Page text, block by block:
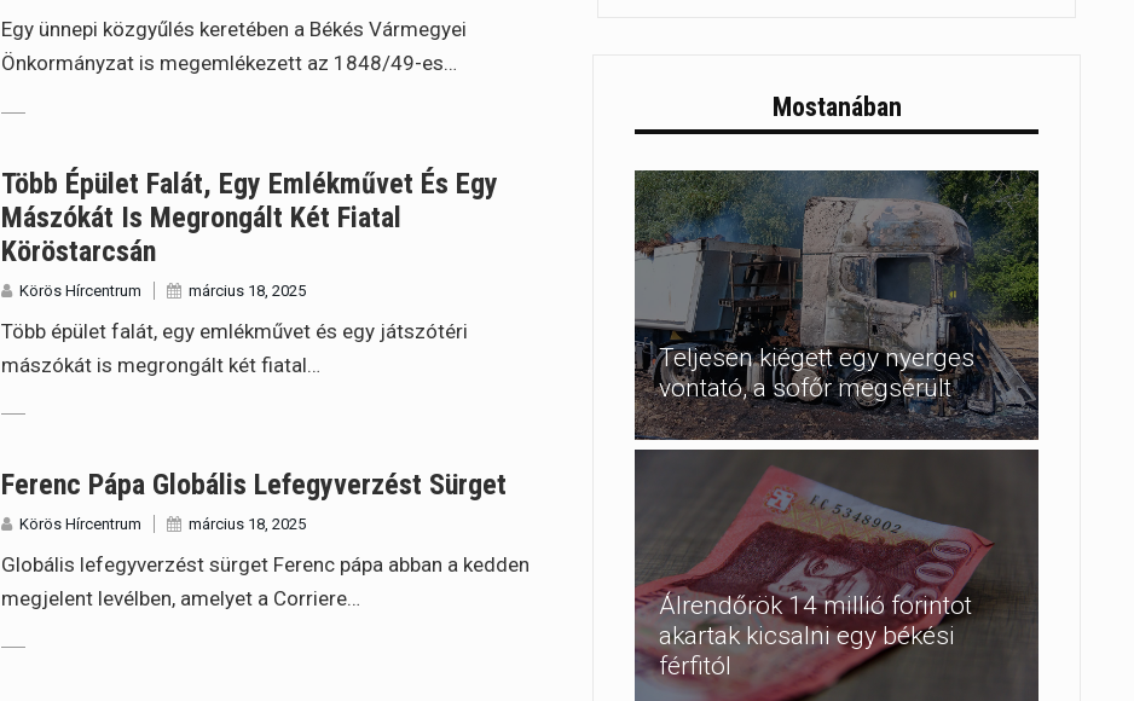
Egy ünnepi közgyűlés keretében a Békés Vármegyei
Önkormányzat is megemlékezett az 1848/49-es…
Több Épület Falát, Egy Emlékművet És Egy
Mászókát Is Megrongált Két Fiatal
Köröstarcsán
Körös Hírcentrum március 18, 2025
Több épület falát, egy emlékművet és egy játszótéri
mászókát is megrongált két fiatal…
Ferenc Pápa Globális Lefegyverzést Sürget
Körös Hírcentrum március 18, 2025
Globális lefegyverzést sürget Ferenc pápa abban a kedden
megjelent levélben, amelyet a Corriere…
Mostanában
Teljesen kiégett egy nyerges
vontató, a sofőr megsérült
Álrendőrök 14 millió forintot
akartak kicsalni egy békési
férfitól